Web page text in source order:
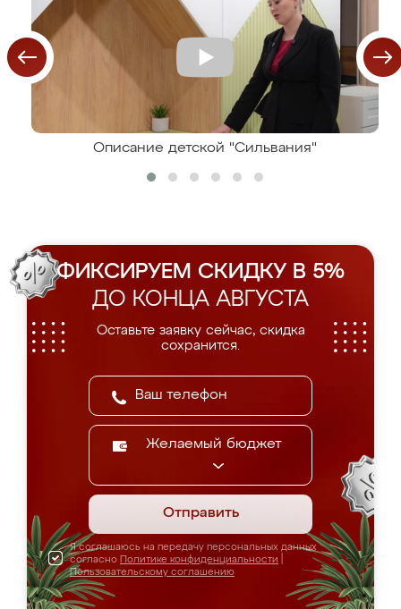
Описание детской "Сильвания"
ФИКСИРУЕМ СКИДКУ В 5%
ДО КОНЦА АВГУСТА
Оставьте заявку сейчас, скидка
сохранится.
Желаемый бюджет
Отправить
Я соглашаюсь на передачу персональных данных
согласно Политике конфиденциальности
Пользовательскому соглашению